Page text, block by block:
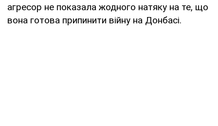
агресор не показала жодного натяку на те, що
вона готова припинити війну на Донбасі.